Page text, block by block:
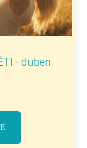
- duben